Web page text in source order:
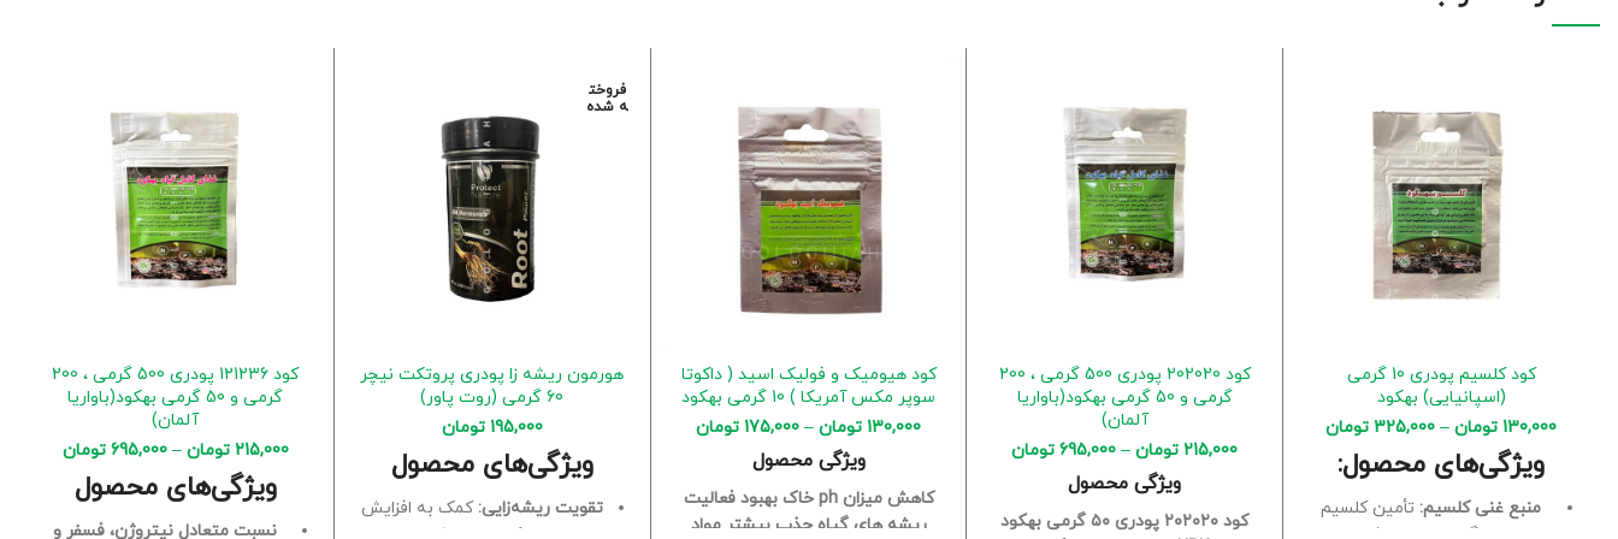
کود کلسیم پودری 10 گرمی
(اسپانیایی) بهکود
130,000 تومان –
325,000 تومان
ویژگی‌های محصول:
منبع غنی کلسیم: تأمین کلسیم
کود 202020 پودری 500 گرمی ، 200
گرمی و 50 گرمی بهکود(باواریا
آلمان)
215,000 تومان –
695,000 تومان
ویژگی محصول
کود ۲۰۲۰۲۰ پودری ۵۰ گرمی بهکود
کود هیومیک و فولیک اسید ( داکوتا
سوپر مکس آمریکا ) 10 گرمی بهکود
130,000 تومان –
175,000 تومان
ویژگی محصول
کاهش میزان ph خاک
بهبود فعالیت
ریشه های گیاه جذب بیشتر مواد
فروخت
ه شده
هورمون ریشه زا پودری پروتکت نیچر
60 گرمی (روت پاور)
195,000 تومان
ویژگی‌های محصول
تقویت ریشه‌زایی: کمک به افزایش
کود 121236 پودری 500 گرمی ، 200
گرمی و 50 گرمی بهکود(باواریا
آلمان)
215,000 تومان –
695,000 تومان
ویژگی‌های محصول
نسبت متعادل نیتروژن، فسفر و